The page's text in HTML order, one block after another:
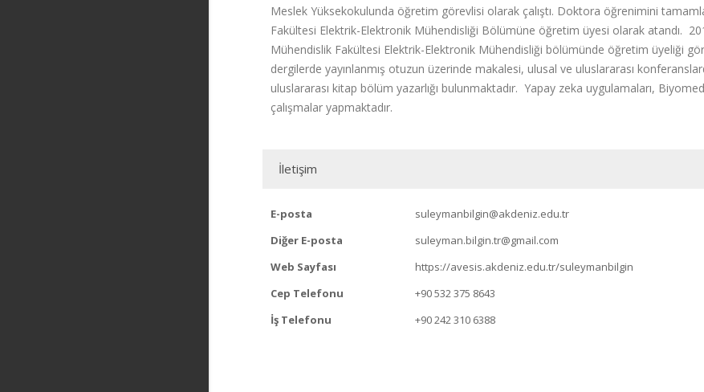
Meslek Yüksekokulunda öğretim görevlisi olarak çalıştı. Doktora öğrenimini
Fakültesi Elektrik-Elektronik Mühendisliği Bölümüne öğretim üyesi olarak atandı.
Mühendislik Fakültesi Elektrik-Elektronik Mühendisliği bölümünde öğretim üyeliği
dergilerde yayınlanmış otuzun üzerinde makalesi, ulusal ve uluslararası
uluslararası kitap bölüm yazarlığı bulunmaktadır. Yapay zeka uygulamaları,
çalışmalar yapmaktadır.
İletişim
E-posta
suleymanbilgin@akdeniz.edu.tr
Diğer E-posta
suleyman.bilgin.tr@gmail.com
Web Sayfası
https://avesis.akdeniz.edu.tr/suleymanbilgin
Cep Telefonu
+90 532 375 8643
İş Telefonu
+90 242 310 6388